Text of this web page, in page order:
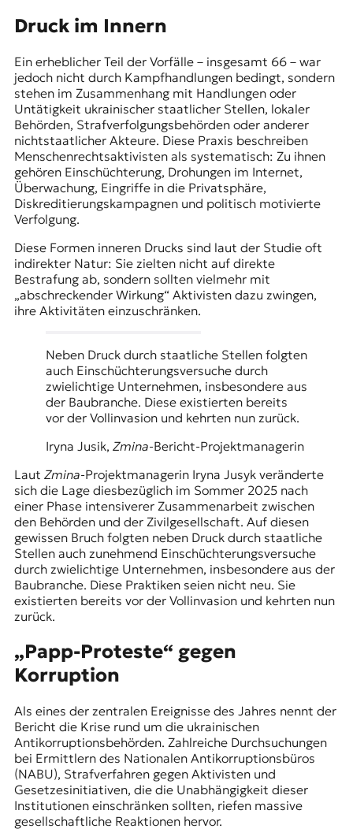
Druck im Innern
Ein erheblicher Teil der Vorfälle – insgesamt 66 – war
jedoch nicht durch Kampfhandlungen bedingt, sondern
stehen im Zusammenhang mit Handlungen oder
Untätigkeit ukrainischer staatlicher Stellen, lokaler
Behörden, Strafverfolgungsbehörden oder anderer
nichtstaatlicher Akteure. Diese Praxis beschreiben
Menschenrechtsaktivisten als systematisch: Zu ihnen
gehören Einschüchterung, Drohungen im Internet,
Überwachung, Eingriffe in die Privatsphäre,
Diskreditierungskampagnen und politisch motivierte
Verfolgung.
Diese Formen inneren Drucks sind laut der Studie oft
indirekter Natur: Sie zielten nicht auf direkte
Bestrafung ab, sondern sollten vielmehr mit
„abschreckender Wirkung“ Aktivisten dazu zwingen,
ihre Aktivitäten einzuschränken.
Neben Druck durch staatliche Stellen folgten
auch Einschüchterungsversuche durch
zwielichtige Unternehmen, insbesondere aus
der Baubranche. Diese existierten bereits
vor der Vollinvasion und kehrten nun zurück.
Iryna Jusik, Zmina-Bericht-Projektmanagerin
Laut Zmina-Projektmanagerin Iryna Jusyk veränderte
sich die Lage diesbezüglich im Sommer 2025 nach
einer Phase intensiverer Zusammenarbeit zwischen
den Behörden und der Zivilgesellschaft. Auf diesen
gewissen Bruch folgten neben Druck durch staatliche
Stellen auch zunehmend Einschüchterungsversuche
durch zwielichtige Unternehmen, insbesondere aus der
Baubranche. Diese Praktiken seien nicht neu. Sie
existierten bereits vor der Vollinvasion und kehrten nun
zurück.
„Papp-Proteste“ gegen
Korruption
Als eines der zentralen Ereignisse des Jahres nennt der
Bericht die Krise rund um die ukrainischen
Antikorruptionsbehörden. Zahlreiche Durchsuchungen
bei Ermittlern des Nationalen Antikorruptionsbüros
(NABU), Strafverfahren gegen Aktivisten und
Gesetzesinitiativen, die die Unabhängigkeit dieser
Institutionen einschränken sollten, riefen massive
gesellschaftliche Reaktionen hervor.